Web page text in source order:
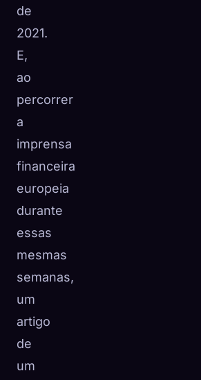
de
2021.
E,
ao
percorrer
a
imprensa
financeira
europeia
durante
essas
mesmas
semanas,
um
artigo
de
um